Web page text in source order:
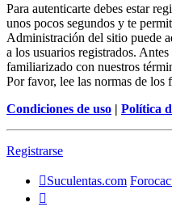
Para autenticarte debes estar
unos pocos segundos y te
Administración del sitio puede
a los usuarios registrados.
familiarizado con nuestros
Por favor, lee las normas de los
Condiciones de uso | Política
Registrarse
Suculentas.com